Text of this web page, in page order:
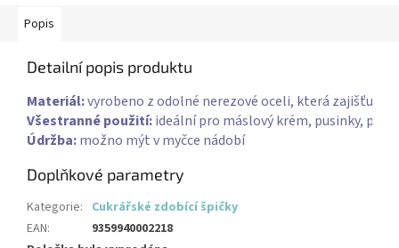
Popis
Detailní popis produktu
Materiál:
Všestranné použití:
Údržba: možno mýt v myčce nádobí
Doplňkové parametry
Kategorie: Cukrářské zdobící špičky
EAN:
9359940002218